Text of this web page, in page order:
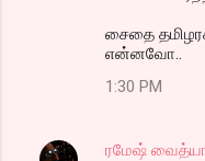
சைதை
என்னவோ..
1:30 PM
ரமேஷ்